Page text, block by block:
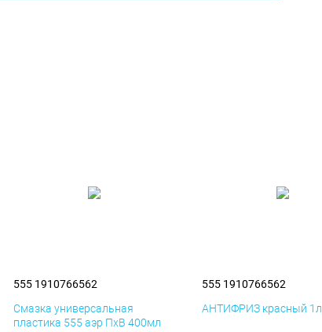
555 1910766562
Смазка универсальная
пластика 555 аэр ПхВ 400мл
555 1910766562
АНТИФРИЗ красный 1л.